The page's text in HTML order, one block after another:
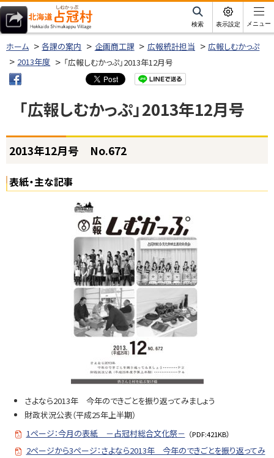
本
文
へ北海道占冠村
サ
イ
ト
内
検索 表示設定 メニュー
ホーム 各課の案内 企画商工課 広報統計担当
広報しむかっぷ
2013年度
「広報しむかっぷ」2013年12月号
「広報しむかっぷ」2013年12月号
ページ内目次
2
1
3
2013年12月号 No.672
表紙・主な記事
さよなら2013年 今年のできごとを振り返ってみましょう
財政状況公表（平成25年上半期）
1ページ：今月の表紙 －占冠村総合文化祭－ （PDF:421KB）
2ページから3ページ：さよなら2013年 今年のできごとを振り返ってみ